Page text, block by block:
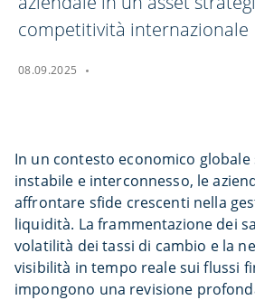
competitività internazionale
08.09.2025
In un contesto economico globale
instabile e interconnesso, le
affrontare sfide crescenti nella
liquidità. La frammentazione dei
volatilità dei tassi di cambio e la
visibilità in tempo reale sui flussi
impongono una revisione